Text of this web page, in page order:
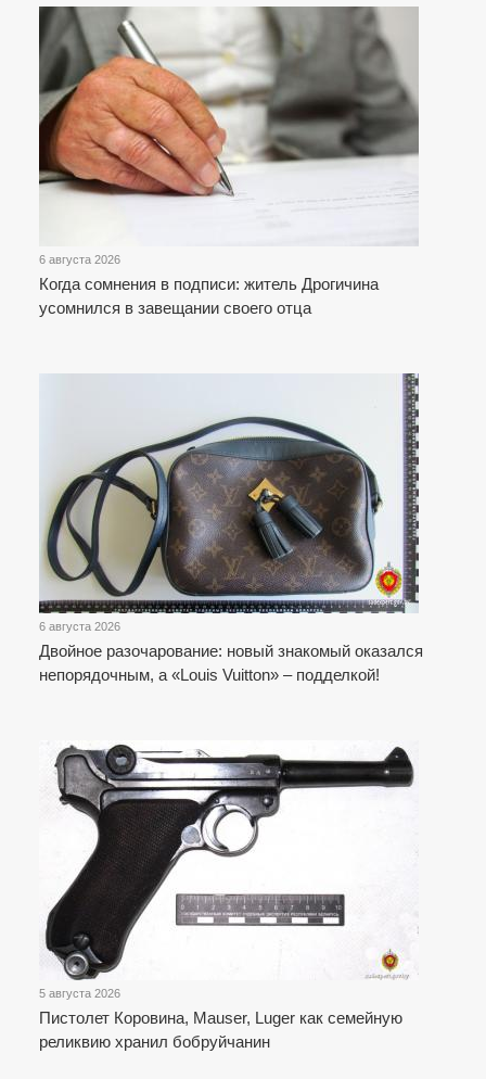
6 августа 2026
Когда сомнения в подписи: житель Дрогичина
усомнился в завещании своего отца
6 августа 2026
Двойное разочарование: новый знакомый оказался
непорядочным, а «Louis Vuitton» – подделкой!
5 августа 2026
Пистолет Коровина, Mauser, Luger как семейную
реликвию хранил бобруйчанин